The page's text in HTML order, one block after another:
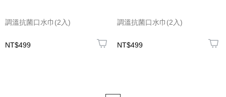
調溫抗菌口水巾(2入)
NT$499
調溫抗菌口水巾(2入)
NT$499